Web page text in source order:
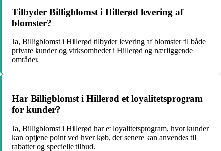
Tilbyder Billigblomst i Hillerød levering af
blomster?
Ja, Billigblomst i Hillerød tilbyder levering af blomster til både
private kunder og virksomheder i Hillerød og nærliggende
områder.
Har Billigblomst i Hillerød et loyalitetsprogram
for kunder?
Ja, Billigblomst i Hillerød har et loyalitetsprogram, hvor kunder
kan optjene point ved hver køb, der senere kan anvendes til
rabatter og specielle tilbud.